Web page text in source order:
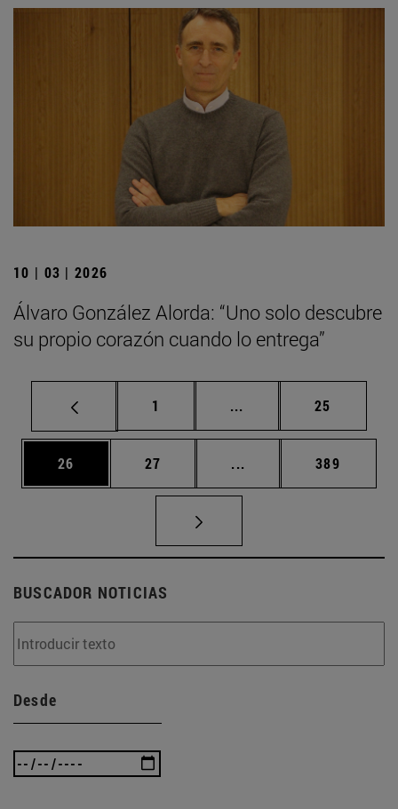
10 | 03 | 2026
Álvaro González Alorda: “Uno solo descubre
su propio corazón cuando lo entrega”
Página
1 ... Páginas intermedias
Página
25
Página
26 Página
27 ... Páginas intermedias
Página
389
BUSCADOR NOTICIAS
Desde